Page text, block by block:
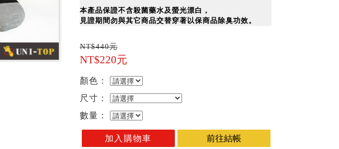
本產品保證不含殺菌藥水及螢光漂白，
見證期間勿與其它商品交替穿著以保商品除臭功效。
NT$440元
NT$220元
顏色：
尺寸：
數量：
加入購物車 前往結帳